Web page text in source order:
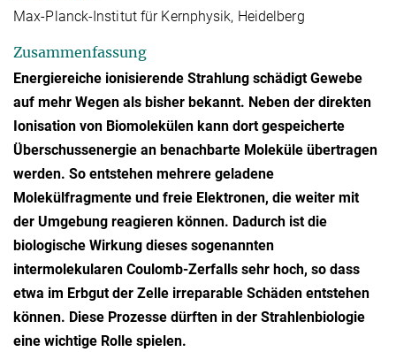
Max-Planck-Institut für Kernphysik, Heidelberg
Zusammenfassung
Energiereiche ionisierende Strahlung schädigt Gewebe
auf mehr Wegen als bisher bekannt. Neben der direkten
Ionisation von Biomolekülen kann dort gespeicherte
Überschussenergie an benachbarte Moleküle übertragen
werden. So entstehen mehrere geladene
Molekülfragmente und freie Elektronen, die weiter mit
der Umgebung reagieren können. Dadurch ist die
biologische Wirkung dieses sogenannten
intermolekularen Coulomb-Zerfalls sehr hoch, so dass
etwa im Erbgut der Zelle irreparable Schäden entstehen
können. Diese Prozesse dürften in der Strahlenbiologie
eine wichtige Rolle spielen.